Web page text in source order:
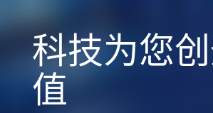
科技为您
值